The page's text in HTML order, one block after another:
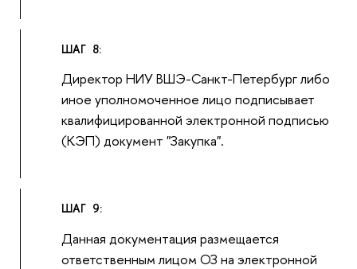
ШАГ 8:
Директор НИУ ВШЭ-Санкт-Петербург либо
иное уполномоченное лицо подписывает
квалифицированной электронной подписью
(КЭП) документ "Закупка".
ШАГ 9:
Данная документация размещается
ответственным лицом ОЗ на электронной